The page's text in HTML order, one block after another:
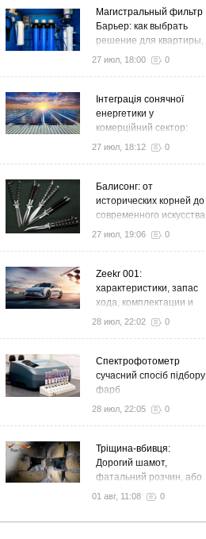
Магистральный фильтр
Барьер: как выбрать
решение для квартиры,
дома и коттеджа
27 июл, 18:00 0
Інтеграція сонячної
енергетики у
комерційний сектор:
стратегія розвитку та
27 июл, 18:12 0
Балисонг: от
исторических корней до
современного искусства
флиппинга
27 июл, 19:06 0
Zeekr 001:
характеристики, запас
хода, комплектации и
особенности
28 июл, 22:02 0
Спектрофотометр
сучасний спосіб підбору
фарб
28 июл, 22:05 0
Тріщина-вбивця:
Дорогий шамот,
фатальний розчин, або
як звичайний цемент
у спальню
01 авг, 11:08 0